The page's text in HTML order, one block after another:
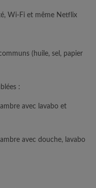
Wi-Fi et même Netflix
(huile, sel, papier
:
avec lavabo et
avec douche, lavabo